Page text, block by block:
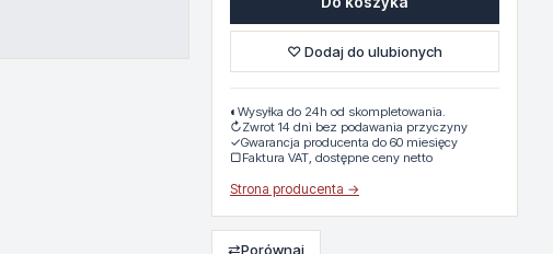
♡ Dodaj do ulubionych
◐ Wysyłka do 24h od skompletowania.
↻Zwrot 14 dni bez podawania przyczyny
✓Gwarancja producenta do 60 miesięcy
▢Faktura VAT, dostępne ceny netto
Strona producenta →
⇄Porównaj